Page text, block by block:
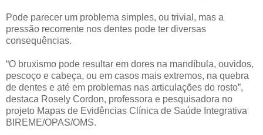
Pode parecer um problema simples, ou trivial, mas a
pressão recorrente nos dentes pode ter diversas
consequências.
“O bruxismo pode resultar em dores na mandíbula, ouvidos,
pescoço e cabeça, ou em casos mais extremos, na quebra
de dentes e até em problemas nas articulações do rosto”,
destaca Rosely Cordon, professora e pesquisadora no
projeto Mapas de Evidências Clínica de Saúde Integrativa
BIREME/OPAS/OMS.